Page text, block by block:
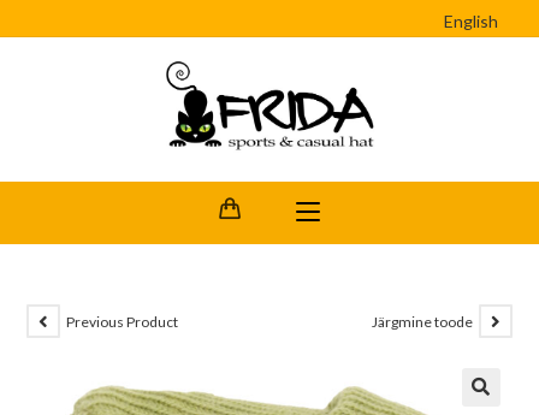
English
Previous Product Järgmine toode